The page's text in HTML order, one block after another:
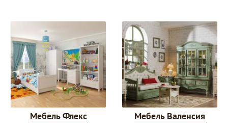
Мебель Флекс Мебель Валенсия